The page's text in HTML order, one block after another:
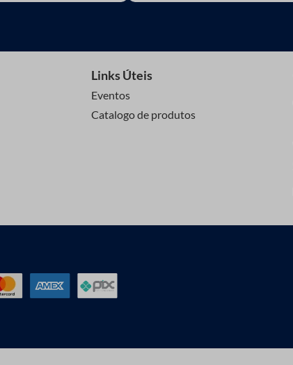
Links Úteis
Eventos
Catalogo de produtos